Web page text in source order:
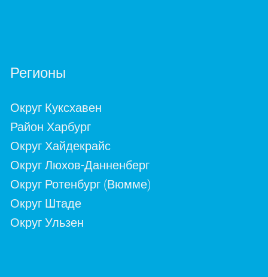
Регионы
Округ Куксхавен
Район Харбург
Округ Хайдекрайс
Округ Люхов-Данненберг
Округ Ротенбург (Вюмме)
Округ Штаде
Округ Ульзен